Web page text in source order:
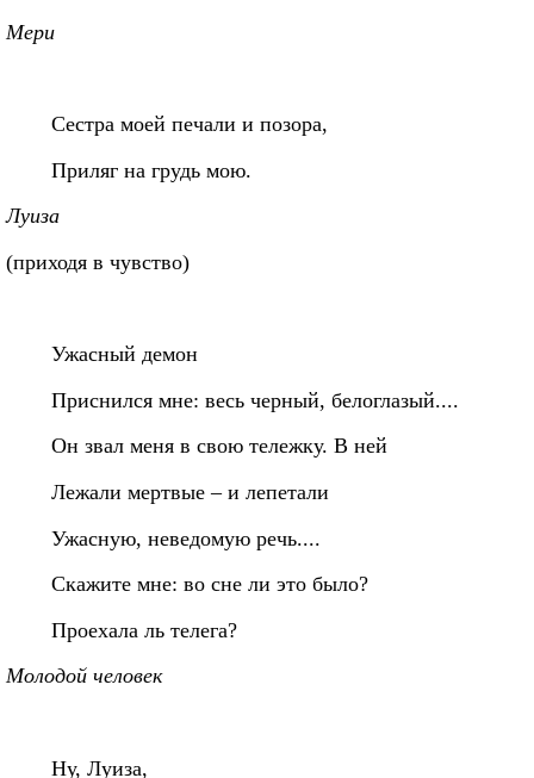
Мери
Сестра моей печали и позора,
Приляг на грудь мою.
Луиза
(приходя в чувство)
Ужасный демон
Приснился мне: весь черный, белоглазый....
Он звал меня в свою тележку. В ней
Лежали мертвые – и лепетали
Ужасную, неведомую речь....
Скажите мне: во сне ли это было?
Проехала ль телега?
Молодой человек
Ну, Луиза,